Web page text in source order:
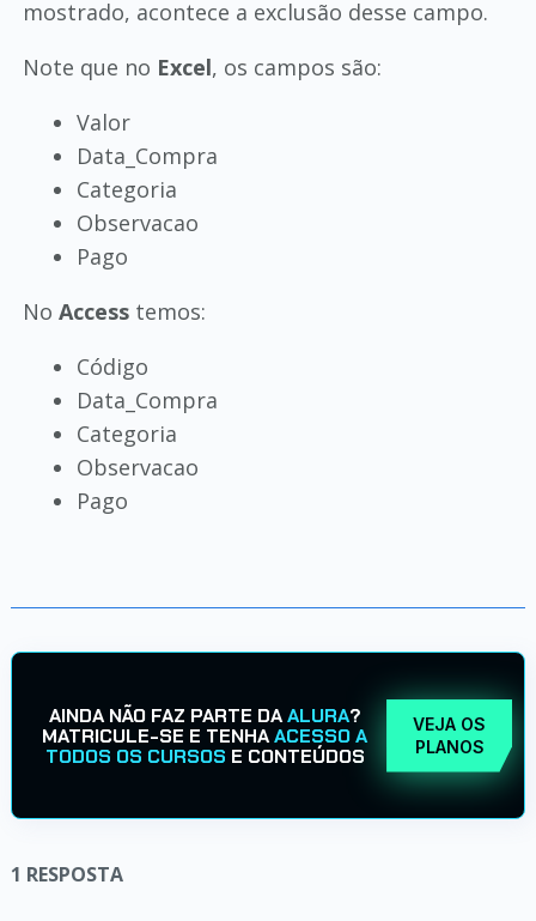
mostrado, acontece a exclusão desse campo.
Note que no Excel, os campos são:
Valor
Data_Compra
Categoria
Observacao
Pago
No Accesstemos:
Código
Data_Compra
Categoria
Observacao
Pago
AINDA NÃO FAZ PARTE DAALURA?
MATRICULE-SE E TENHAACESSO A
TODOS OS CURSOS E CONTEÚDOS
VEJA OS
PLANOS
1 RESPOSTA